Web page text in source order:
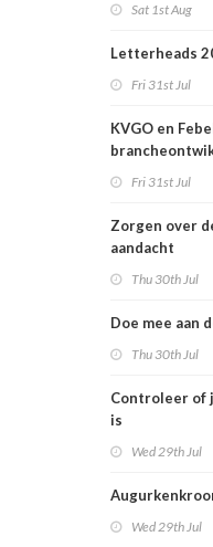
Sat 1st Aug
Letterheads
Fri 31st Jul
KVGO en
Fri 31st Jul
Zorgen over
aandacht
Thu 30th Jul
Doe mee aan
Thu 30th Jul
Controleer of
is
Wed 29th Jul
Wed 29th Jul